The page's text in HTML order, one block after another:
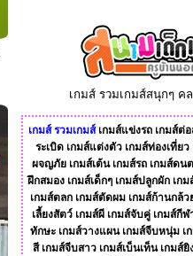
เกมส์ รวมเกมส์สนุกๆ ค
เกมส์ รวมเกมส์ เกมส์แข่งรถ เกมส์ต่อ
ระเบิด เกมส์แต่งตัว เกมส์ท่องเที่ยว
ผจญภัย เกมส์เต้น เกมส์รถ เกมส์ดน
ฝึกสมอง เกมส์เด็กๆ เกมส์ปลูกผัก เก
เกมส์ตลก เกมส์ตัดผม เกมส์ก้านกล้ว
เลี้ยงสัตว์ เกมส์ผี เกมส์จับคู่ เกมส์กีฬ
ทักษะ เกมส์วางแผน เกมส์จีบหนุ่ม เ
สี เกมส์จีบสาว เกมส์เบ็นเท็น เกมส์ยิ